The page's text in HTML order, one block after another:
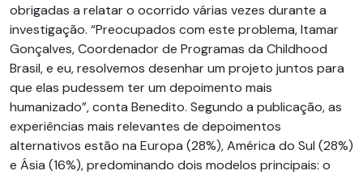
obrigadas a relatar o ocorrido várias vezes durante a
investigação. “Preocupados com este problema, Itamar
Gonçalves, Coordenador de Programas da Childhood
Brasil, e eu, resolvemos desenhar um projeto juntos para
que elas pudessem ter um depoimento mais
humanizado”, conta Benedito. Segundo a publicação, as
experiências mais relevantes de depoimentos
alternativos estão na Europa (28%), Améri­ca do Sul (28%)
e Ásia (16%), predominando dois modelos principais: o